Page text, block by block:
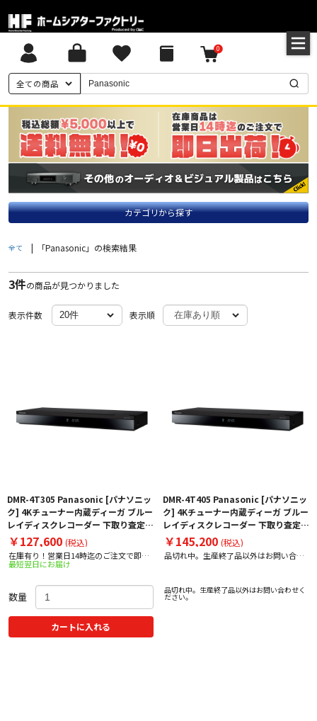
全ての商品
0
カテゴリから探す
全て | 「Panasonic」の検索結果
3件の商品が見つかりました
表示件数 表示順
DMR-4T305 Panasonic [パナソニッ
ク] 4Kチューナー内蔵ディーガ ブルー
レイディスクレコーダー 下取り査定額
20%アップ実施中！
￥127,600 (税込)
在庫有り！営業日14時迄のご注文で即日
出荷！
最短翌日にお届け
数量
カートに入れる
DMR-4T405 Panasonic [パナソニッ
ク] 4Kチューナー内蔵ディーガ ブルー
レイディスクレコーダー 下取り査定額
20%アップ実施中！
￥145,200 (税込)
品切れ中。生産終了品以外はお問い合わ
品切れ中。生産終了品以外はお問い合わせく
ださい。